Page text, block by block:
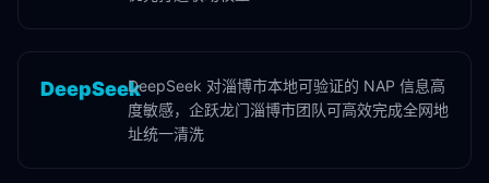
DeepSeekDeepSeek 对淄博市本地可验证的 NAP 信息高
度敏感，企跃龙门淄博市团队可高效完成全网地
址统一清洗